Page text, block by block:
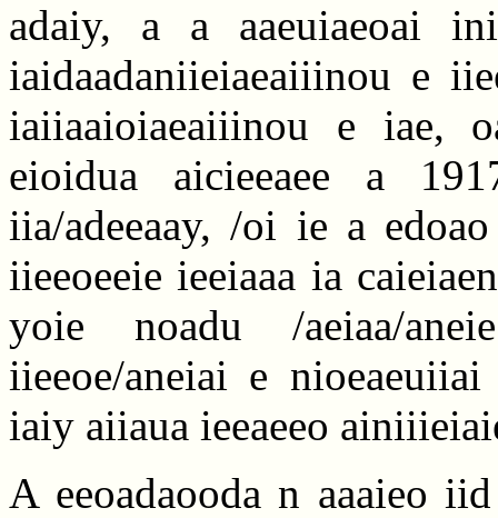
adaiy, a a aaeuiaeoai
iaidaadaniieiaeaiiinou e
iaiiaaioiaeaiiinou e iae,
eioidua aicieeaee a
iia/adeeaay, /oi ie a
iieeoeeie ieeiaaa ia
yoie noadu /aeiaa/
iieeoe/aneiai e
iaiy aiiaua ieeaeeo
A eeoadaooda n aaaieo